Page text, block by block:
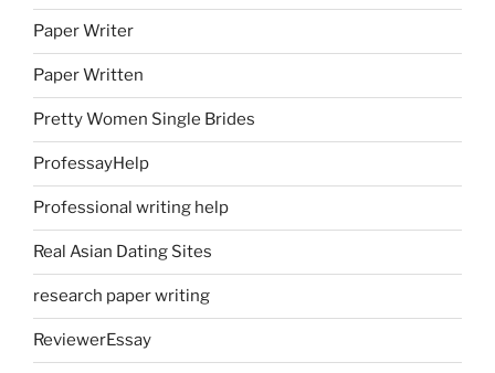
Paper Writer
Paper Written
Pretty Women Single Brides
ProfessayHelp
Professional writing help
Real Asian Dating Sites
research paper writing
ReviewerEssay